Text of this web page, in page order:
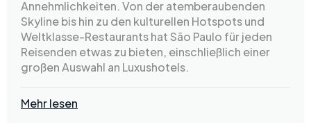
Annehmlichkeiten. Von der atemberaubenden
Skyline bis hin zu den kulturellen Hotspots und
Weltklasse-Restaurants hat São Paulo für jeden
Reisenden etwas zu bieten, einschließlich einer
großen Auswahl an Luxushotels.
Mehr lesen